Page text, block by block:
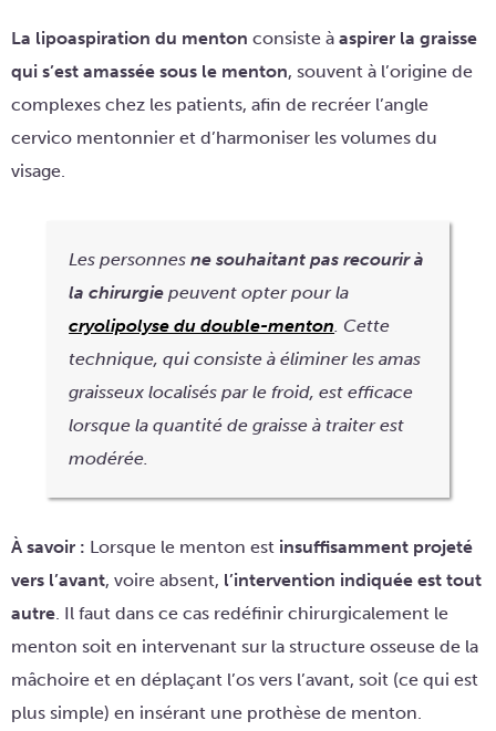
La lipoaspiration du menton consiste à aspirer la graisse
qui s’est amassée sous le menton, souvent à l’origine de
complexes chez les patients, afin de recréer l’angle
cervico mentonnier et d’harmoniser les volumes du
visage.
Les personnesne souhaitant pas recourir à
la chirurgie peuvent opter pour la
cryolipolyse du double-menton. Cette
technique, qui consiste à éliminer les amas
graisseux localisés par le froid, est efficace
lorsque la quantité de graisse à traiter est
modérée.
À savoir : Lorsque le menton est insuffisamment projeté
vers l’avant, voire absent, l’intervention indiquée est tout
autre. Il faut dans ce cas redéfinir chirurgicalement le
menton soit en intervenant sur la structure osseuse de la
mâchoire et en déplaçant l’os vers l’avant, soit (ce qui est
plus simple) en insérant une prothèse de menton.